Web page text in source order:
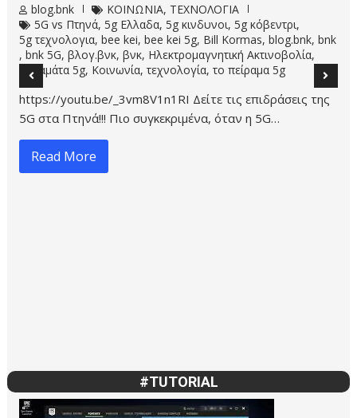
blog.bnk ΚΟΙΝΩΝΙΑ, ΤΕΧΝΟΛΟΓΙΑ
5G vs Πτηνά,5g Ελλαδα,5g κινδυνοι,5g κόβεντρι,
5g τεχνολογια,bee kei,bee kei 5g, Bill Kormas,blog.bnk,bnk
,bnk 5G,βλογ.βνκ,βνκ, Ηλεκτρομαγνητική Ακτινοβολία,
Καλαμάτα 5g, Κοινωνία,τεχνολογία,το πείραμα 5g
https://youtu.be/_3vm8V1n1RI Δείτε τις επιδράσεις της
5G στα Πτηνά!!! Πιο συγκεκριμένα, όταν η 5G…
Read More
#TUTORIAL